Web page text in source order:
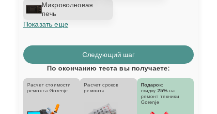
Микроволновая
печь
Показать еще
Следующий шаг
По окончанию теста вы получаете:
Расчет стоимости
ремонта Gorenje
Расчет сроков
ремонта
Подарок:
скидку 25% на
ремонт техники
Gorenje